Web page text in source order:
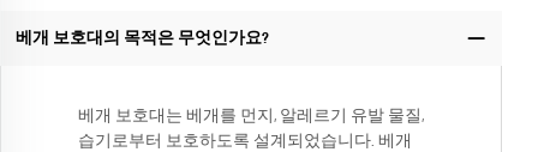
베개 보호대의 목적은 무엇인가요?
베개 보호대는 베개를 먼지, 알레르기 유발 물질,
습기로부터 보호하도록 설계되었습니다. 베개